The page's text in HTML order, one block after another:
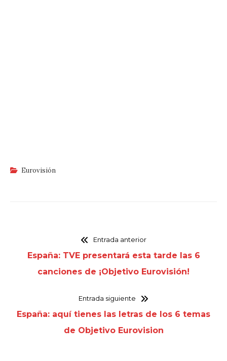
Eurovisión
Entrada anterior
España: TVE presentará esta tarde las 6
canciones de ¡Objetivo Eurovisión!
Entrada siguiente
España: aquí tienes las letras de los 6 temas
de Objetivo Eurovision